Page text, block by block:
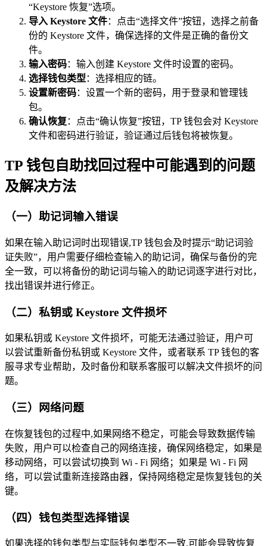
“Keystore 恢复”选项。
导入 Keystore 文件：点击“选择文件”按钮，选择之前备
份的 Keystore 文件，确保选择的文件是正确的备份文
件。
输入密码：输入创建 Keystore 文件时设置的密码。
选择钱包类型：选择相应的链。
设置新密码：设置一个新的密码，用于登录和管理钱
包。
确认恢复 ：点击“确认恢复”按钮，TP 钱包会对 Keystore
文件和密码进行验证，验证通过后钱包将被恢复。
TP 钱包自助找回过程中可能遇到的问题
及解决方法
（一）助记词输入错误
如果在输入助记词时出现错误,TP 钱包会及时提示“助记词验
证失败”，用户需要仔细检查输入的助记词，确保与备份的完
全一致，可以将备份的助记词与输入的助记词逐字进行对比，
找出错误并进行修正。
（二）私钥或 Keystore 文件损坏
如果私钥或 Keystore 文件损坏，可能无法通过验证，用户可
以尝试重新备份私钥或 Keystore 文件，或者联系 TP 钱包的客
服寻求专业帮助，及时备份和联系客服可以解决文件损坏的问
题。
（三）网络问题
在恢复钱包的过程中,如果网络不稳定，可能会导致数据传输
失败，用户可以检查自己的网络连接，确保网络稳定，如果是
移动网络，可以尝试切换到 Wi - Fi 网络；如果是 Wi - Fi 网
络，可以尝试重新连接路由器，保持网络稳定是恢复钱包的关
键。
（四）钱包类型选择错误
如果选择的钱包类型与实际钱包类型不一致,可能会导致恢复